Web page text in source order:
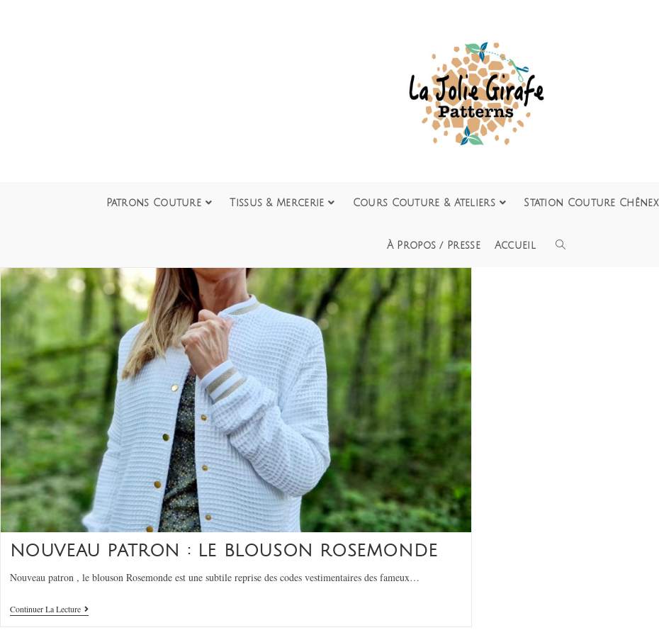
Patrons Couture Tissus & Mercerie Cours Couture & Ateliers Station Couture Chênex
À Propos / Presse Accueil
NOUVEAU PATRON : LE BLOUSON ROSEMONDE
Nouveau patron , le blouson Rosemonde est une subtile reprise des codes vestimentaires des fameux…
Continuer La Lecture